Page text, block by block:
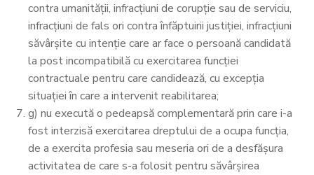
contra umanităţii, infracţiuni de corupţie sau de serviciu,
infracţiuni de fals ori contra înfăptuirii justiţiei, infracţiuni
săvârşite cu intenţie care ar face o persoană candidată
la post incompatibilă cu exercitarea funcţiei
contractuale pentru care candidează, cu excepţia
situaţiei în care a intervenit reabilitarea;
g) nu execută o pedeapsă complementară prin care i-a
fost interzisă exercitarea dreptului de a ocupa funcţia,
de a exercita profesia sau meseria ori de a desfăşura
activitatea de care s-a folosit pentru săvârşirea